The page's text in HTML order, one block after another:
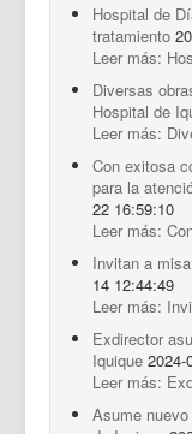
Hospital de
tratamiento
Leer más:
Diversas
Hospital de
Leer más:
Con exitosa
para la
22 16:59:10
Leer más:
Invitan a
14 12:44:49
Leer más:
Exdirector
Iquique 2024-
Leer más:
Asume